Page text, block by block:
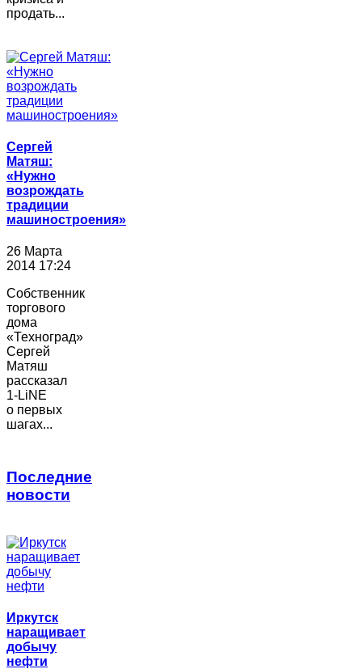
продать...
Сергей
Матяш:
«Нужно
возрождать
традиции
машиностроения»
26 Марта
2014 17:24
Собственник
торгового
дома
«Техноград»
Сергей
Матяш
рассказал
1-LiNE
о первых
шагах...
Последние
новости
Иркутск
наращивает
добычу
нефти